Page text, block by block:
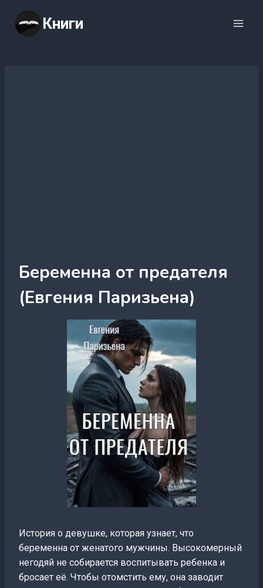
содержимому
Книги
Беременна от предателя
(Евгения Паризьена)
История о девушке, которая узнает, что
беременна от женатого мужчины. Высокомерный
негодяй не собирается воспитывать ребенка и
бросает её. Чтобы отомстить ему, она заводит